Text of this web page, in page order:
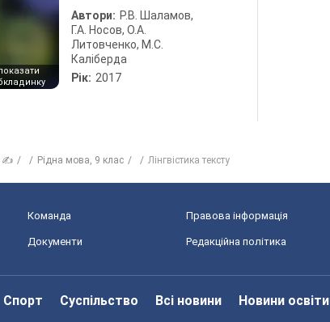
Автори: Р.В. Шаламов,
Г.А. Носов, О.А.
Литовченко, М.С.
Каліберда
Рік: 2017
✍ Рiдна мова, 9 клас Лінгвістика тексту
Команда Правова інформація
Документи Редакційна політика
Спорт Суспільство Всі новини Новини освіти